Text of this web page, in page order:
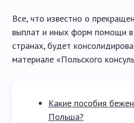
Все, что известно о
выплат и иных форм помощи
странах, будет
материале «Польского
Какие пособия
Польша?